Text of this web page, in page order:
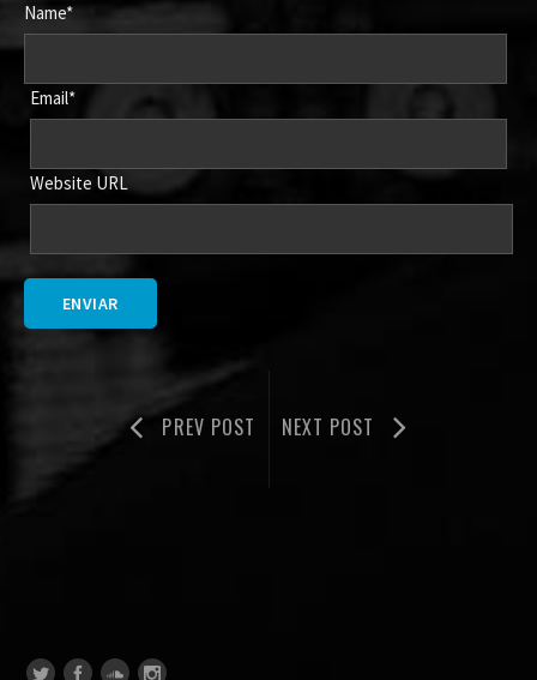
Name*
Email*
Website URL
PREV POST NEXT POST